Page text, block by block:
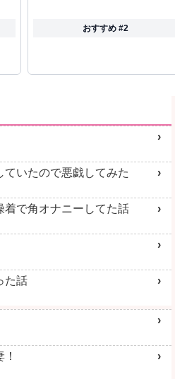
おすすめ #2
いたので悪戯してみた
着で角オナニーしてた話
た話